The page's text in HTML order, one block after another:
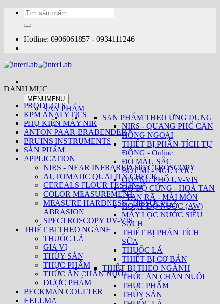
dung
Tìm
kiếm:
Hotline: 0906061857 - 0934111246
MENUMENU
SẢN PHẨM
SẢN PHẨM THEO ỨNG DỤNG
NIRS - QUANG PHỔ CẬN
HỒNG NGOẠI
THIẾT BỊ PHÂN TÍCH TỰ
ĐỘNG - Online
ĐO MÀU SẮC
BỘT MÌ - NGŨ CỐC
QUANG PHỔ UV-VIS
ĐO ĐỘ CỨNG - HOÀ TAN
- TAN RÃ - MÀI MÒN
HOẠT ĐỘ NƯỚC (AW)
MÁY LỌC NƯỚC SIÊU
SẠCH
THIẾT BỊ PHÂN TÍCH
SỮA
THUỐC LÁ
THIẾT BỊ CƠ BẢN
THIẾT BỊ THEO NGÀNH
THỨC ĂN CHĂN NUÔI
THỰC PHẨM
THỦY SẢN
DANH MỤC
PRODUCTS
KPM ANALYTICS
PHỤ KIỆN MÁY NIR
ANTON PAAR-BRABENDER
BRUINS INSTRUMENTS
SẢN PHẨM
APPLICATION
NIRS - NEAR INFRARED SPECTROSCOPY
AUTOMATIC QUALITY CHECK
CEREALS FLOUR TESTING
COLOR MEASUREMENT
MEASURE HARDNESS - DISSOLVE -
ABRASION
SPECTROSCOPY UV-VIS
THIẾT BỊ THEO NGÀNH
THUỐC LÁ
GIA VỊ
THỦY SẢN
THỰC PHẨM
THỨC ĂN CHĂN NUÔI
DƯỢC PHẨM
BECKMAN COULTER
HELLMA